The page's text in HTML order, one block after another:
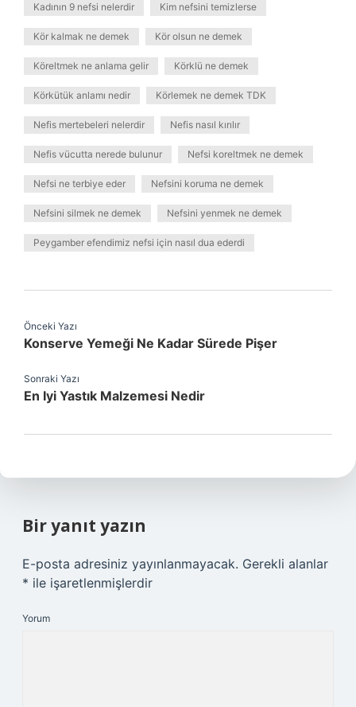
Kadının 9 nefsi nelerdir Kim nefsini temizlerse
Kör kalmak ne demek Kör olsun ne demek
Köreltmek ne anlama gelir Körklü ne demek
Körkütük anlamı nedir Körlemek ne demek TDK
Nefis mertebeleri nelerdir Nefis nasıl kırılır
Nefis vücutta nerede bulunur Nefsi koreltmek ne demek
Nefsi ne terbiye eder Nefsini koruma ne demek
Nefsini silmek ne demek Nefsini yenmek ne demek
Peygamber efendimiz nefsi için nasıl dua ederdi
Önceki Yazı
Konserve Yemeği Ne Kadar Sürede Pişer
Sonraki Yazı
En Iyi Yastık Malzemesi Nedir
Bir yanıt yazın
E-posta adresiniz yayınlanmayacak. Gerekli alanlar
* ile işaretlenmişlerdir
Yorum